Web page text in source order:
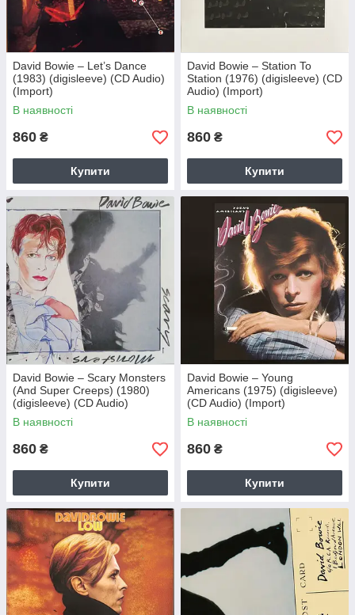
David Bowie – Let’s Dance
(1983) (digisleeve) (CD Audio)
(Import)
В наявності
860 ₴
Купити
David Bowie – Station To
Station (1976) (digisleeve) (CD
Audio) (Import)
В наявності
860 ₴
Купити
David Bowie – Scary Monsters
(And Super Creeps) (1980)
(digisleeve) (CD Audio)
(Import)
В наявності
860 ₴
Купити
David Bowie – Young
Americans (1975) (digisleeve)
(CD Audio) (Import)
В наявності
860 ₴
Купити